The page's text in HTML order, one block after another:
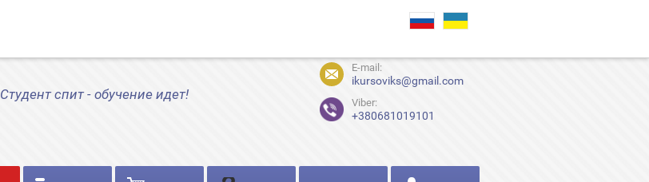
Студент спит - обучение идет!
E-mail:
ikursoviks@gmail.com
Viber:
+380681019101